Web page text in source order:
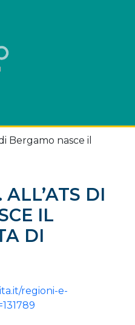
Bergamo nasce il
DI
IL
DI
regioni-e-